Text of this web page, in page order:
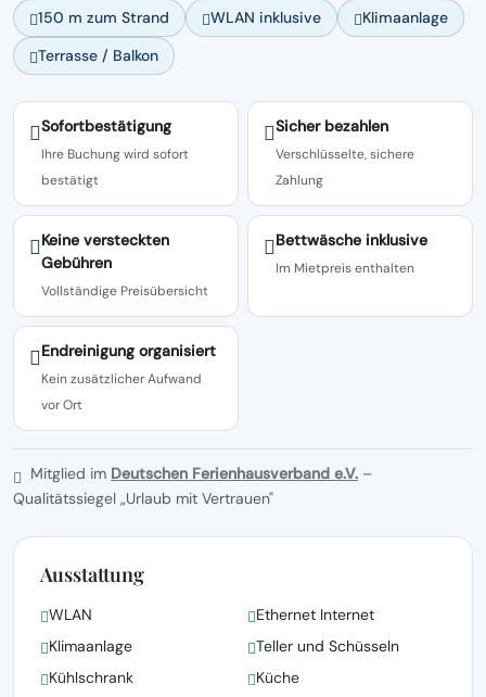
150 m zum Strand WLAN inklusive
Klimaanlage
Terrasse / Balkon
Sofortbestätigung
Ihre Buchung wird sofort
bestätigt
Sicher bezahlen
Verschlüsselte, sichere
Zahlung
Keine versteckten
Gebühren
Vollständige Preisübersicht
Bettwäsche inklusive
Im Mietpreis enthalten
Endreinigung organisiert
Kein zusätzlicher Aufwand
vor Ort
Mitglied im Deutschen Ferienhausverband e.V. –
Qualitätssiegel „Urlaub mit Vertrauen"
Ausstattung
WLAN
Ethernet Internet
Klimaanlage
Teller und Schüsseln
Kühlschrank
Küche